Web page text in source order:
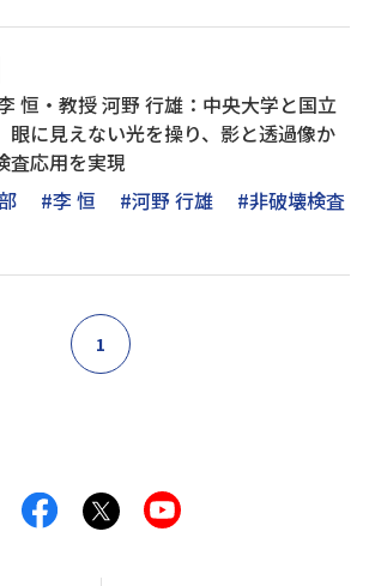
恒・教授 河野 行雄：中央大学と国立
眼に見えない光を操り、影と透過像か
査応用を実現
#李 恒 #河野 行雄
#非破壊検査
1